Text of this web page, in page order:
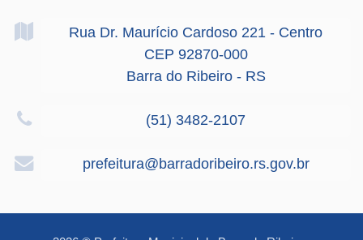
Rua Dr. Maurício Cardoso 221 - Centro
CEP 92870-000
Barra do Ribeiro - RS
(51) 3482-2107
prefeitura@barradoribeiro.rs.gov.br